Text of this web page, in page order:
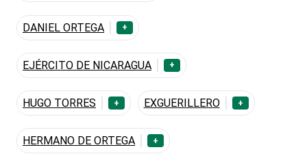
DANIEL ORTEGA +
EJÉRCITO DE NICARAGUA +
HUGO TORRES + EXGUERILLERO +
HERMANO DE ORTEGA +